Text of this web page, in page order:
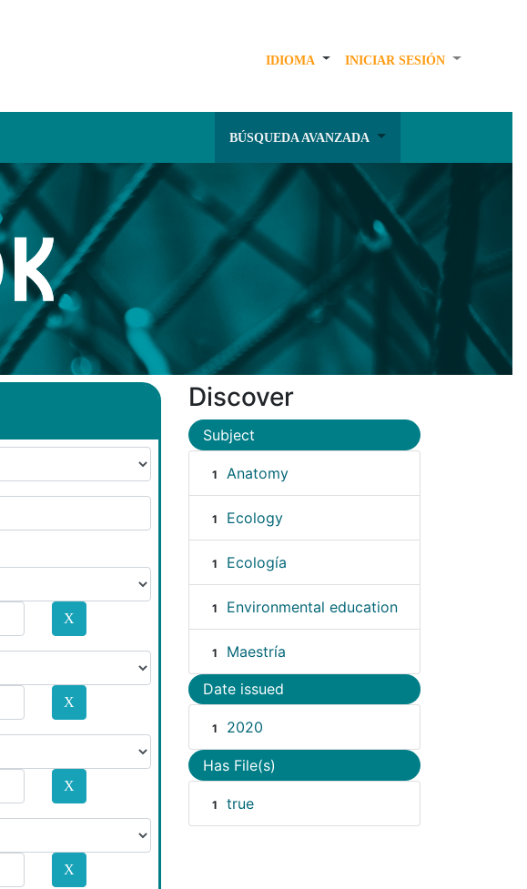
IDIOMA INICIAR SESIÓN
BÚSQUEDA AVANZADA
Discover
Subject
1 Anatomy
1 Ecology
1 Ecología
1 Environmental education
1 Maestría
Date issued
1 2020
Has File(s)
1 true